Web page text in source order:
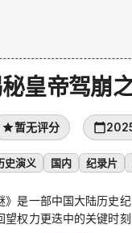
皇帝驾崩
暂无评分
史演义 国内 纪录片
》是一部中国大陆历史
望权力更迭中的关键时